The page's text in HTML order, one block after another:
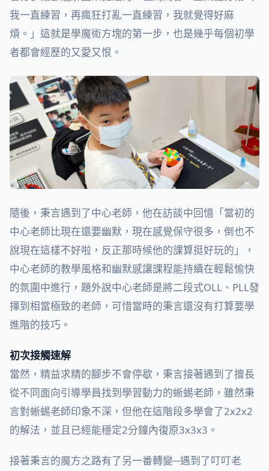
我一直練習，再瘋狂打亂一直練習，我就覺得好麻
煩。」這就是學魔術方塊的第一步，也是幾乎每個初學
者都會經歷的又愛又恨。
隨後，秉言遇到了中心老師，他在訪談中回憶「當初的
中心老師比現在還要幽默，現在感覺保守很多，倒也不
說現在這樣不好啦，反正那時候他的課算挺好玩的」，
中心老師的教學風格和幽默感讓課程能持續在輕鬆愉快
的氛圍中進行，題外說中心老師是將二段式OLL、PLL發
揮到相當極致的老師，可惜當時的秉言還沒有打算要學
進階的技巧。
初次接觸速解
當然，精益求精的腳步不會停歇，秉言接著遇到了擅長
從不同面向引導學員找到學習動力的蜥蜴老師，雖然秉
言對蜥蜴老師印象不深，但他在這階段多學會了2x2x2
的解法，並且已經能穩定2分鐘內復原3x3x3。
接著秉言的魔方之路有了另一番轉變─遇到了叮叮老